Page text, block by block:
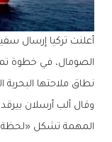
أعلنت تركيا إرسال
الصومال، في خطوة
نطاق ملاحتها البحرية
وقال ألب أرسلان
المهمة تشكل «لحظة